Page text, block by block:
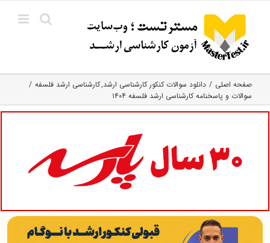
content
صفحه اصلی دانلود سوالات کنکور کارشناسی ارشد کارشناسی ارشد فلسفه
سوالات و پاسخنامه کارشناسی ارشد فلسفه ۱۴۰۴